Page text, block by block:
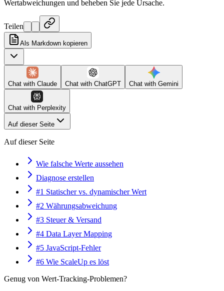
Wertabweichungen und beheben Sie jede Ursache.
Teilen
Als Markdown kopieren
Chat with Claude Chat with ChatGPT Chat with Gemini
Chat with Perplexity
Auf dieser Seite
Auf dieser Seite
Wie falsche Werte aussehen
Diagnose erstellen
#1 Statischer vs. dynamischer Wert
#2 Währungsabweichung
#3 Steuer & Versand
#4 Data Layer Mapping
#5 JavaScript-Fehler
#6 Wie ScaleUp es löst
Genug von Wert-Tracking-Problemen?